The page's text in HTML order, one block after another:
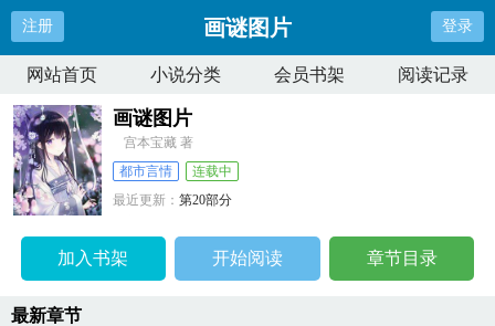
注册 画谜图片 登录
网站首页 小说分类 会员书架 阅读记录
画谜图片
宫本宝藏 著
都市言情
连载中
最近更新：第20部分
加入书架 开始阅读 章节目录
最新章节